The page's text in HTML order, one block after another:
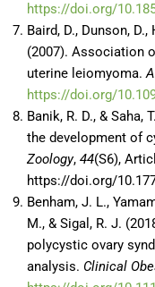
https://doi.org/
Baird, D., Dunson,
(2007). Association
uterine leiomyoma.
https://doi.org/
Banik, R. D., &
the development of
Zoology, 44(S6),
https://doi.org/
Benham, J. L.,
M., & Sigal, R. J.
polycystic ovary
analysis. Clinical